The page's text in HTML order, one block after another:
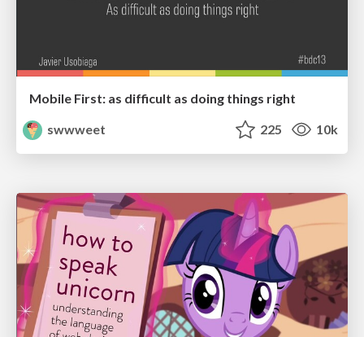
Mobile First: as difficult as doing things right
swwweet
225 10k